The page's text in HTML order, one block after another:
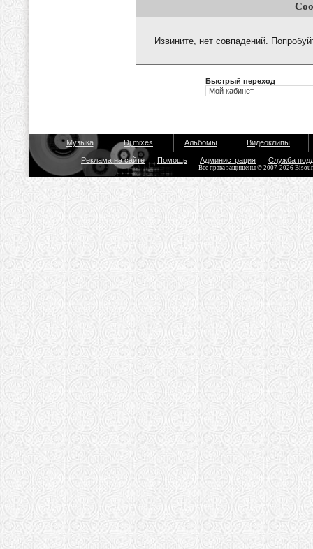
Извините, нет совпадений.
Быстрый переход
Музыка Dj mixes Альбомы Видеоклипы
Реклама на сайте Помощь Администрация Служба
Все права защищены © 2007-2026